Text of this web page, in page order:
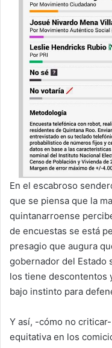
En el escabroso
que se piensa que la
quintanarroense
de encuestas se está
presagio que augura
gobernador del Estado
los tiene descontentos
bajo instinto para
Y así, -cómo no
equitativa en los